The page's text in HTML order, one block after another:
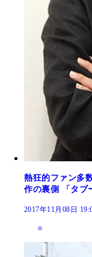
熱狂的ファン多
作の裏側 「タブ
2017年11月08日